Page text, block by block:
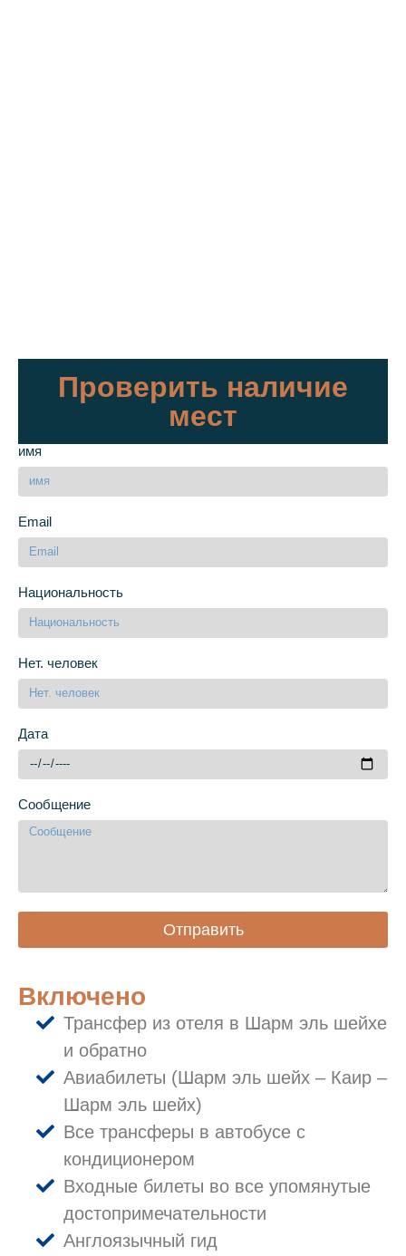
Проверить наличие
мест
имя
Email
Национальность
Нет. человек
Дата
Сообщение
Отправить
Включено
Трансфер из отеля в Шарм эль шейхе
и обратно
Авиабилеты (Шарм эль шейх – Каир –
Шарм эль шейх)
Все трансферы в автобусе с
кондиционером
Входные билеты во все упомянутые
достопримечательности
Англоязычный гид